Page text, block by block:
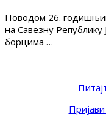
Поводом 26.
на Савезну Републику
борцима …